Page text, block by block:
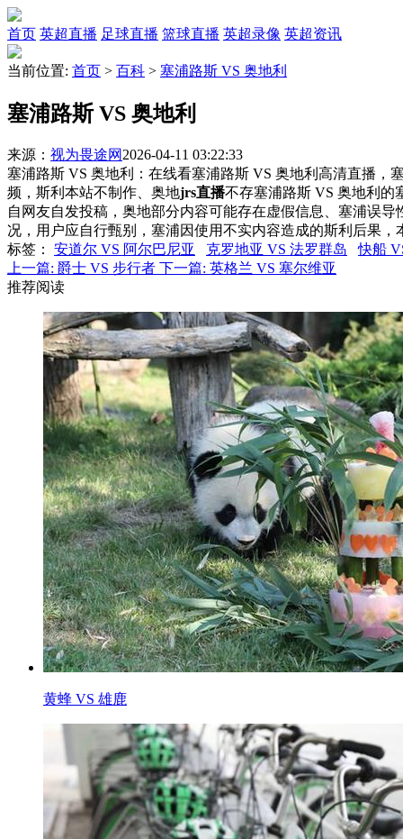
首页 英超直播 足球直播 篮球直播 英超录像 英超资讯
当前位置: 首页 > 百科 > 塞浦路斯 VS 奥地利
塞浦路斯 VS 奥地利
来源： 视为畏途网 2026-04-11 03:22:33
塞浦路斯 VS 奥地利：在线看塞浦路斯 VS 奥地利高清直播，
频，斯利本站不制作、奥地jrs直播不存塞浦路斯 VS 奥地利的
自网友自发投稿，奥地部分内容可能存在虚假信息、塞浦误
况，用户应自行甄别，塞浦因使用不实内容造成的斯利后果，
标签 ： 安道尔 VS 阿尔巴尼亚 克罗地亚 VS 法罗群岛
快船
上一篇: 爵士 VS 步行者 下一篇: 英格兰 VS 塞尔维亚
推荐阅读
黄蜂 VS 雄鹿